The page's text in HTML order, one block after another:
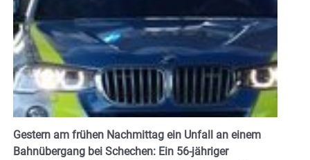
Gestern am frühen Nachmittag ein Unfall an einem
Bahnübergang bei Schechen: Ein 56-jähriger